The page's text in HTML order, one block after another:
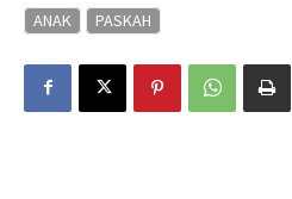
ANAK PASKAH